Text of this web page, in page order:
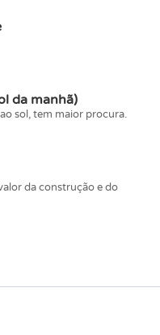
da manhã)
sol, tem maior procura.
da construção e do